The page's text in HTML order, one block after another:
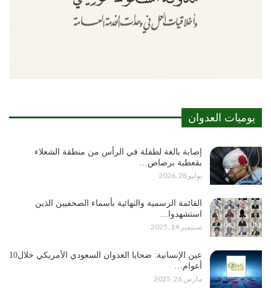
يوميات العدوان
إصابة بالغة لطفلة في الرأس من منطقة الشعلاء
بقعطبة برصاص…
يوليو 28, 2026
القائمة الرسمية والنهائية بأسماء الصحفيين الذين
استشهدوا…
سبتمبر 14, 2025
عين الإنسانية: ضحايا العدوان السعودي الأمريكي خلال10
أعوام…
مارس 26, 2025